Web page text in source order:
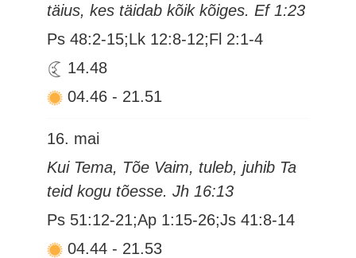
täius, kes täidab kõik kõiges. Ef 1:23
Ps 48:2-15;Lk 12:8-12;Fl 2:1-4
14.48
04.46 - 21.51
16. mai
Kui Tema, Tõe Vaim, tuleb, juhib Ta
teid kogu tõesse. Jh 16:13
Ps 51:12-21;Ap 1:15-26;Js 41:8-14
04.44 - 21.53